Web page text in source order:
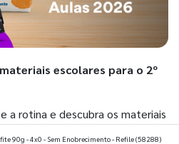
escolares para o 2º
a rotina e descubra os materiais
começar o segundo
90g - 4x0 - Sem Enobrecimento - Refile(58288)